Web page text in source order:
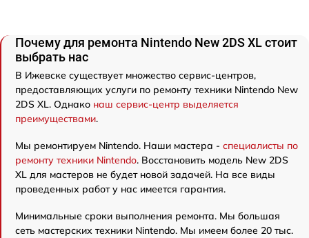
Почему для ремонта Nintendo New 2DS XL стоит
выбрать нас
В Ижевске существует множество сервис-центров,
предоставляющих услуги по ремонту техники Nintendo New
2DS XL. Однако наш сервис-центр выделяется
преимуществами.
Мы ремонтируем Nintendo. Наши мастера - специалисты по
ремонту техники Nintendo. Восстановить модель New 2DS
XL для мастеров не будет новой задачей. На все виды
проведенных работ у нас имеется гарантия.
Минимальные сроки выполнения ремонта. Мы большая
сеть мастерских техники Nintendo. Мы имеем более 20 тыс.